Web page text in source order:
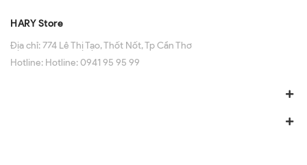
HARY Store
Địa chỉ:774 Lê Thị Tạo, Thốt Nốt, Tp Cần Thơ
Hotline: Hotline: 0941 95 95 99